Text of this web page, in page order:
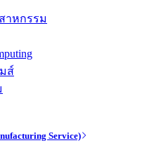
าหกรรม
ส์
Service)